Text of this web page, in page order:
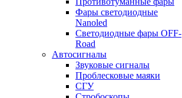
Фары светодиодные
Nanoled
Светодиодные фары OFF-
Road
Автосигналы
Звуковые сигналы
Проблесковые маяки
СГУ